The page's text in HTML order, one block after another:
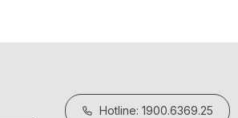
Hotline: 1900.6369.25